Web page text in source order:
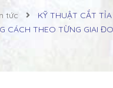
tức
KỸ THUẬT CẮT TỈA
CÁCH THEO TỪNG GIAI